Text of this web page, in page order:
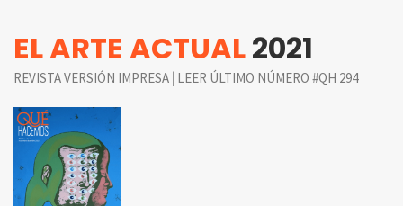
EL ARTE ACTUAL2021
REVISTA VERSIÓN IMPRESA | LEER ÚLTIMO NÚMERO #QH 294